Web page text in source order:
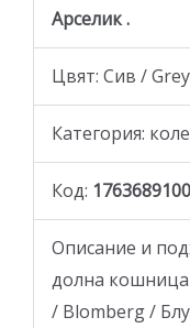
Арселик .
Цвят: Сив /
Категория:
Код: 1763689100
Описание и
долна кошница
/ Blomberg /